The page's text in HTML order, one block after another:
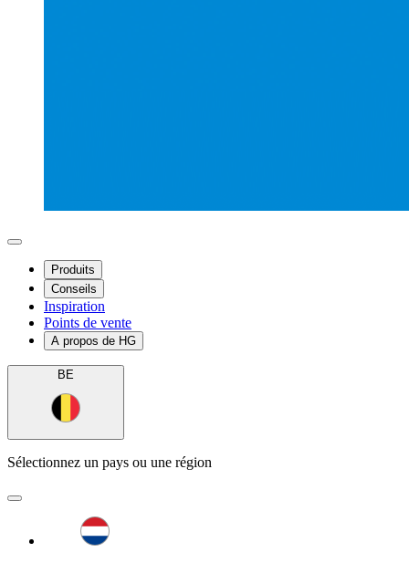
Produits
Conseils
Inspiration
Points de vente
A propos de HG
BE
Sélectionnez un pays ou une région